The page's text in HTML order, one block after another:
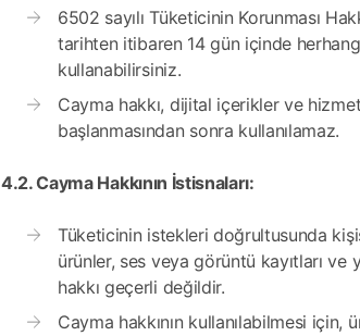
6502 sayılı Tüketicinin Korunması
tarihten itibaren 14 gün içinde
kullanabilirsiniz.
Cayma hakkı, dijital içerikler ve
başlanmasından sonra kullanılamaz.
4.2. Cayma Hakkının İstisnaları:
Tüketicinin istekleri doğrultusunda
ürünler, ses veya görüntü kayıtları ve
hakkı geçerli değildir.
Cayma hakkının kullanılabilmesi için,